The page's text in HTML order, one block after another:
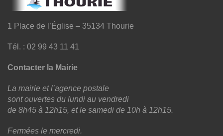
1 Place de l’Église – 35134 Thourie
Tél. : 02 99 43 11 41
Contacter la Mairie
La mairie et l’agence postale
sont ouvertes du lundi au vendredi
de 8h45 à 12h15, et le samedi de 10h à 12h15.
Fermées le mercredi.